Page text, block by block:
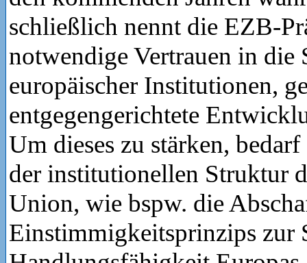
schließlich nennt die EZB-
notwendige Vertrauen in die
europäischer Institutionen,
entgegengerichtete
Um dieses zu stärken,
der institutionellen Struktur
Union, wie bspw. die
Einstimmigkeitsprinzips zur